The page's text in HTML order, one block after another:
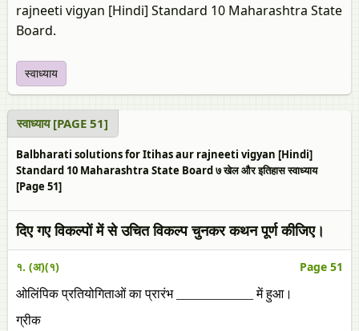
rajneeti vigyan [Hindi] Standard 10 Maharashtra State
Board.
स्वाध्याय
स्वाध्याय [PAGE 51]
Balbharati solutions for Itihas aur rajneeti vigyan [Hindi]
Standard 10 Maharashtra State Board ७ खेल और इतिहास स्वाध्याय
[Page 51]
दिए गए विकल्पों में से उचित विकल्प चुनकर कथन पूर्ण कीजिए।
१. (अ)(१) Page 51
ओलिंपिक प्रतियोगिताओं का प्रारंभ ____________ में हुआ।
ग्रीक